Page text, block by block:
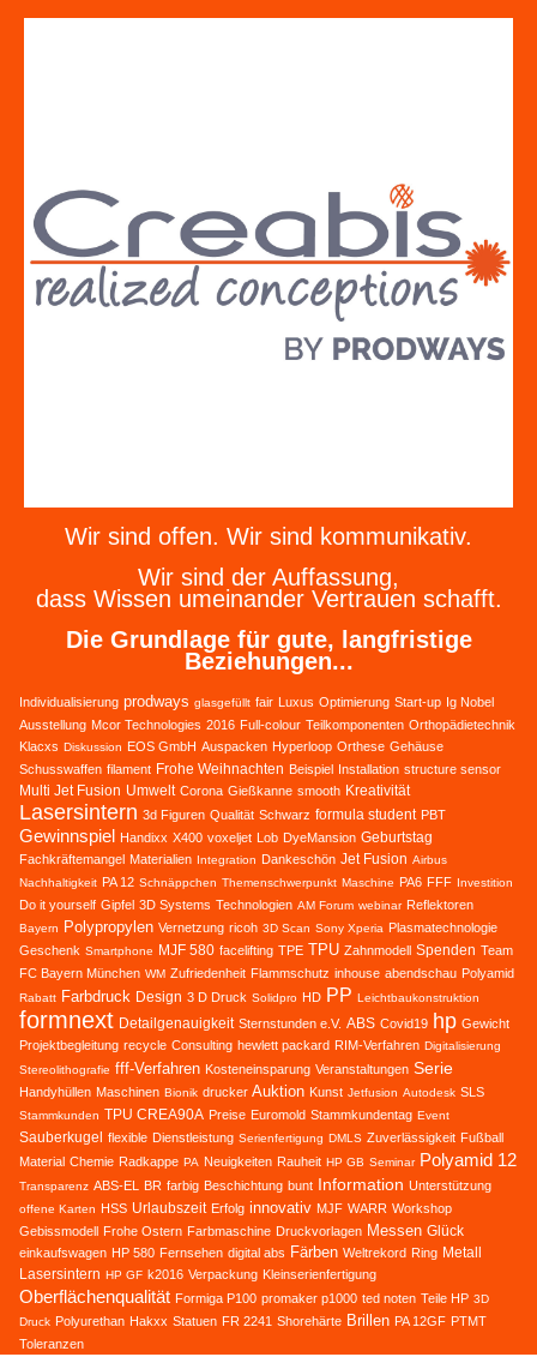
Wir sind offen. Wir sind kommunikativ.
Wir sind der Auffassung,
dass Wissen umeinander Vertrauen schafft.
Die Grundlage für gute, langfristige
Beziehungen...
Individualisierung prodways glasgefüllt fair Luxus Optimierung Start-up Ig Nobel
Ausstellung Mcor Technologies 2016 Full-colour Teilkomponenten Orthopädietechnik
Klacxs Diskussion EOS GmbH Auspacken Hyperloop Orthese Gehäuse
Schusswaffen filament Frohe Weihnachten Beispiel Installation structure sensor
Multi Jet Fusion Umwelt Corona Gießkanne smooth Kreativität
Lasersintern 3d Figuren Qualität Schwarz formula student PBT
Gewinnspiel Handixx X400 voxeljet Lob DyeMansion Geburtstag
Fachkräftemangel Materialien Integration Dankeschön Jet Fusion Airbus
Nachhaltigkeit PA 12 Schnäppchen Themenschwerpunkt Maschine PA6 FFF Investition
Do it yourself Gipfel 3D Systems Technologien AM Forum webinar Reflektoren
Bayern Polypropylen Vernetzung ricoh 3D Scan Sony Xperia Plasmatechnologie
Geschenk Smartphone MJF 580 facelifting TPE TPU Zahnmodell Spenden Team
FC Bayern München WM Zufriedenheit Flammschutz inhouse abendschau Polyamid
Rabatt Farbdruck Design 3 D Druck Solidpro HD PP Leichtbaukonstruktion
formnext Detailgenauigkeit Sternstunden e.V. ABS Covid19 hp Gewicht
Projektbegleitung recycle Consulting hewlett packard RIM-Verfahren Digitalisierung
Stereolithografie fff-Verfahren Kosteneinsparung Veranstaltungen Serie
Handyhüllen Maschinen Bionik drucker Auktion Kunst Jetfusion Autodesk SLS
Stammkunden TPU CREA90A Preise Euromold Stammkundentag Event
Sauberkugel flexible Dienstleistung Serienfertigung DMLS Zuverlässigkeit Fußball
Material Chemie Radkappe PA Neuigkeiten Rauheit HP GB Seminar Polyamid 12
Transparenz ABS-EL BR farbig Beschichtung bunt Information Unterstützung
offene Karten HSS Urlaubszeit Erfolg innovativ MJF WARR Workshop
Gebissmodell Frohe Ostern Farbmaschine Druckvorlagen Messen Glück
einkaufswagen HP 580 Fernsehen digital abs Färben Weltrekord Ring Metall
Lasersintern HP GF k2016 Verpackung Kleinserienfertigung
Oberflächenqualität Formiga P100 promaker p1000 ted noten Teile HP 3D
Druck Polyurethan Hakxx Statuen FR 2241 Shorehärte Brillen PA 12GF PTMT
Toleranzen